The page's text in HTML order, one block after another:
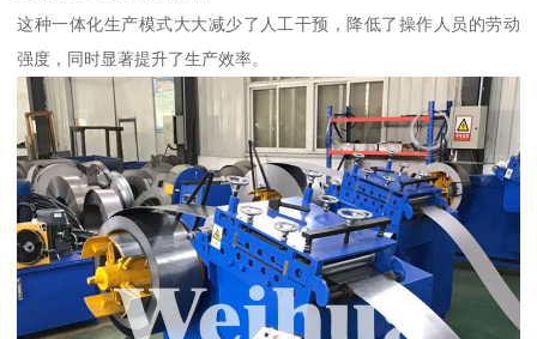
这种一体化生产模式大大减少了人工干预，降低了操作人员的劳动
强度，同时显著提升了生产效率。